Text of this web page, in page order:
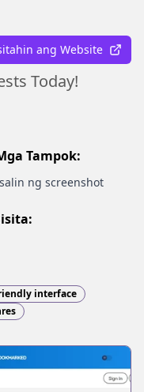
ang Website
Today!
Tampok:
ng screenshot
interface